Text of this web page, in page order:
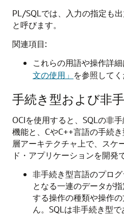
PL/SQLでは、入力の指定も
と呼びます。
関連項目:
これらの用語や操作詳細
文の使用」 を参照して
手続き型および非
OCIを使用すると、SQLの非
機能と、CやC++言語の手続
層アーキテクチャ上で、スケ
ド・アプリケーションを開発
非手続き型言語のプロ
となる一連のデータが
する操作の種類や操作
ん。SQLは非手続き型